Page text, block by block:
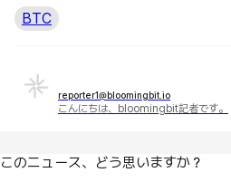
BTC
reporter1@bloomingbit.io
こんにちは、bloomingbit記者です。
このニュース、どう思いますか？